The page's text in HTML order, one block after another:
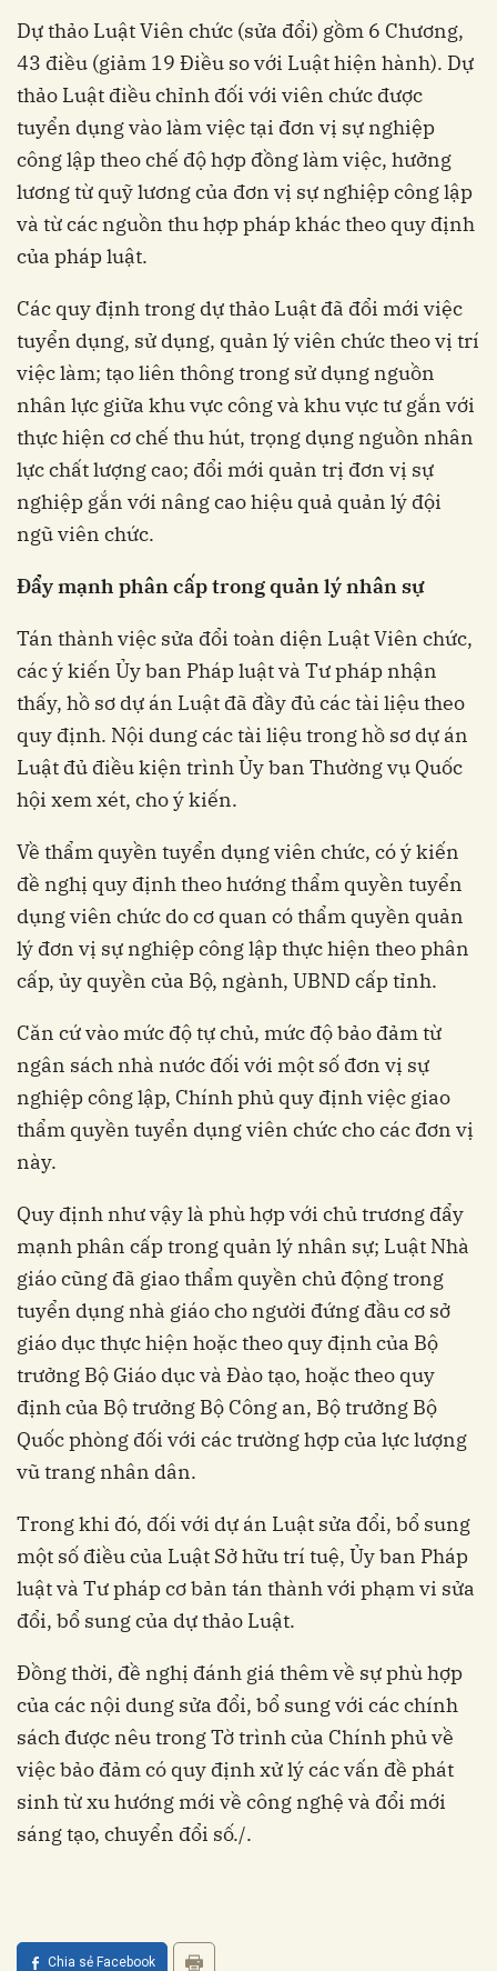
Dự thảo Luật Viên chức (sửa đổi) gồm 6 Chương,
43 điều (giảm 19 Điều so với Luật hiện hành). Dự
thảo Luật điều chỉnh đối với viên chức được
tuyển dụng vào làm việc tại đơn vị sự nghiệp
công lập theo chế độ hợp đồng làm việc, hưởng
lương từ quỹ lương của đơn vị sự nghiệp công lập
và từ các nguồn thu hợp pháp khác theo quy định
của pháp luật.
Các quy định trong dự thảo Luật đã đổi mới việc
tuyển dụng, sử dụng, quản lý viên chức theo vị trí
việc làm; tạo liên thông trong sử dụng nguồn
nhân lực giữa khu vực công và khu vực tư gắn với
thực hiện cơ chế thu hút, trọng dụng nguồn nhân
lực chất lượng cao; đổi mới quản trị đơn vị sự
nghiệp gắn với nâng cao hiệu quả quản lý đội
ngũ viên chức.
Đẩy mạnh phân cấp trong quản lý nhân sự
Tán thành việc sửa đổi toàn diện Luật Viên chức,
các ý kiến Ủy ban Pháp luật và Tư pháp nhận
thấy, hồ sơ dự án Luật đã đầy đủ các tài liệu theo
quy định. Nội dung các tài liệu trong hồ sơ dự án
Luật đủ điều kiện trình Ủy ban Thường vụ Quốc
hội xem xét, cho ý kiến.
Về thẩm quyền tuyển dụng viên chức, có ý kiến
đề nghị quy định theo hướng thẩm quyền tuyển
dụng viên chức do cơ quan có thẩm quyền quản
lý đơn vị sự nghiệp công lập thực hiện theo phân
cấp, ủy quyền của Bộ, ngành, UBND cấp tỉnh.
Căn cứ vào mức độ tự chủ, mức độ bảo đảm từ
ngân sách nhà nước đối với một số đơn vị sự
nghiệp công lập, Chính phủ quy định việc giao
thẩm quyền tuyển dụng viên chức cho các đơn vị
này.
Quy định như vậy là phù hợp với chủ trương đẩy
mạnh phân cấp trong quản lý nhân sự; Luật Nhà
giáo cũng đã giao thẩm quyền chủ động trong
tuyển dụng nhà giáo cho người đứng đầu cơ sở
giáo dục thực hiện hoặc theo quy định của Bộ
trưởng Bộ Giáo dục và Đào tạo, hoặc theo quy
định của Bộ trưởng Bộ Công an, Bộ trưởng Bộ
Quốc phòng đối với các trường hợp của lực lượng
vũ trang nhân dân.
Trong khi đó, đối với dự án Luật sửa đổi, bổ sung
một số điều của Luật Sở hữu trí tuệ, Ủy ban Pháp
luật và Tư pháp cơ bản tán thành với phạm vi sửa
đổi, bổ sung của dự thảo Luật.
Đồng thời, đề nghị đánh giá thêm về sự phù hợp
của các nội dung sửa đổi, bổ sung với các chính
sách được nêu trong Tờ trình của Chính phủ về
việc bảo đảm có quy định xử lý các vấn đề phát
sinh từ xu hướng mới về công nghệ và đổi mới
sáng tạo, chuyển đổi số./.
Chia sẻ Facebook